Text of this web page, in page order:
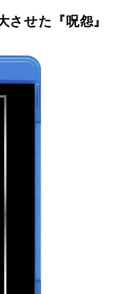
させた『呪怨』